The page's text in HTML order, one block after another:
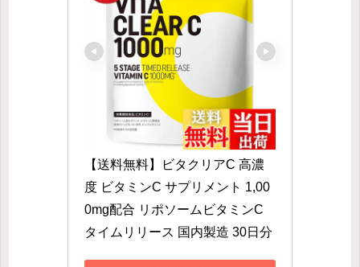
【送料無料】ビタクリアC 高濃
度 ビタミンC サプリメント 1,00
0mg配合 リポソームビタミンC
タイムリリース 国内製造 30日分